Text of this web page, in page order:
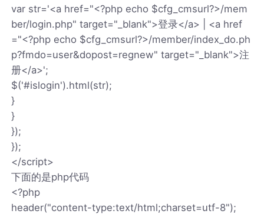
var str='<a href="<?php echo $cfg_cmsurl?>/mem
ber/login.php" target="_blank">登录</a> | <a href
="<?php echo $cfg_cmsurl?>/member/index_do.ph
p?fmdo=user&dopost=regnew" target="_blank">注
册</a>';
$('#islogin').html(str);
}
}
});
});
</script>
下面的是php代码
<?php
header("content-type:text/html;charset=utf-8");